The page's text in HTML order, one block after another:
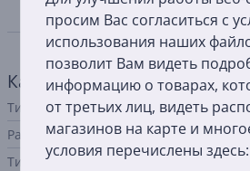
просим Вас согласиться с
использования наших
позволит Вам видеть
информацию о товарах,
от третьих лиц, видеть
магазинов на карте и
условия перечислены здесь:
Кабель
Тип кабеля / адаптера
Разъем A
Тип коннектора А